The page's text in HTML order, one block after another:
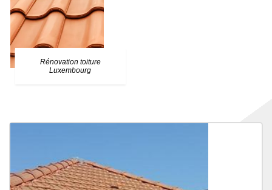
Rénovation toiture
Luxembourg